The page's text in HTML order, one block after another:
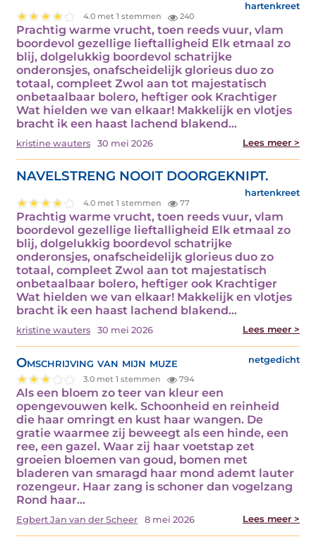
hartenkreet
4.0 met 1 stemmen 240
Prachtig warme vrucht, toen reeds vuur, vlam
boordevol gezellige lieftalligheid Elk etmaal zo
blij, dolgelukkig boordevol schatrijke
onderonsjes, onafscheidelijk glorieus duo zo
totaal, compleet Zwol aan tot majestatisch
onbetaalbaar bolero, heftiger ook Krachtiger
Wat hielden we van elkaar! Makkelijk en vlotjes
bracht ik een haast lachend blakend…
kristine wauters 30 mei 2026 Lees meer >
NAVELSTRENG NOOIT DOORGEKNIPT.
hartenkreet
4.0 met 1 stemmen 77
Prachtig warme vrucht, toen reeds vuur, vlam
boordevol gezellige lieftalligheid Elk etmaal zo
blij, dolgelukkig boordevol schatrijke
onderonsjes, onafscheidelijk glorieus duo zo
totaal, compleet Zwol aan tot majestatisch
onbetaalbaar bolero, heftiger ook Krachtiger
Wat hielden we van elkaar! Makkelijk en vlotjes
bracht ik een haast lachend blakend…
kristine wauters 30 mei 2026 Lees meer >
Omschrijving van mijn muze netgedicht
3.0 met 1 stemmen 794
Als een bloem zo teer van kleur een
opengevouwen kelk. Schoonheid en reinheid
die haar omringt en kust haar wangen. De
gratie waarmee zij beweegt als een hinde, een
ree, een gazel. Waar zij haar voetstap zet
groeien bloemen van goud, bomen met
bladeren van smaragd haar mond ademt lauter
rozengeur. Haar zang is schoner dan vogelzang
Rond haar…
Egbert Jan van der Scheer 8 mei 2026 Lees meer >